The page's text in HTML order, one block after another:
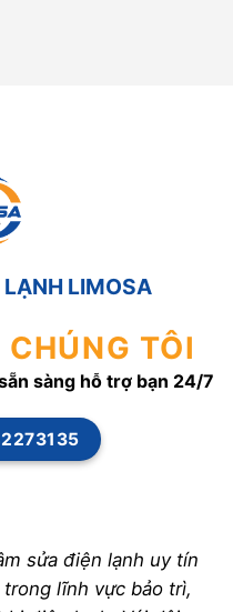
LIMOSA
TÔI
sàng hỗ trợ bạn 24/7
sửa điện lạnh uy tín
lĩnh vực bảo trì,